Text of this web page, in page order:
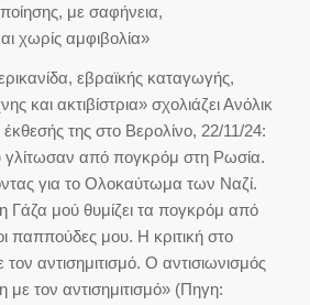
με σαφήνεια,
χωρίς αμφιβολία»
εβραϊκής καταγωγής,
και ακτιβίστρια» σχολιάζει Ανόλικ
έκθεσής της στο Βερολίνο, 22/11/24:
από πογκρόμ στη Ρωσία.
για το Ολοκαύτωμα των Ναζί.
μού θυμίζει τα πογκρόμ από
παππούδες μου. Η κριτική στο
αντισημιτισμό. Ο αντισιωνισμός
με τον αντισημιτισμό» (Πηγη: